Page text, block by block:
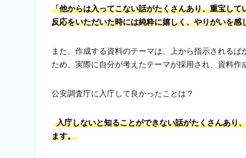
「他からは入ってこない話がたくさんあり、重宝し
反応をいただいた時には純粋に嬉しく、やりがいを感
また、作成する資料のテーマは、上から指示される
ため、実際に自分が考えたテーマが採用され、資料作
公安調査庁に入庁して良かったことは？
入庁しないと知ることができない話がたくさんあり
ます。